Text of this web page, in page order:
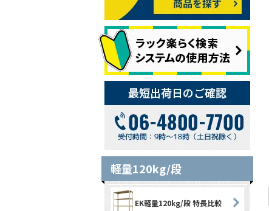
軽量120kg/段
EK軽量120kg/段 特長比較